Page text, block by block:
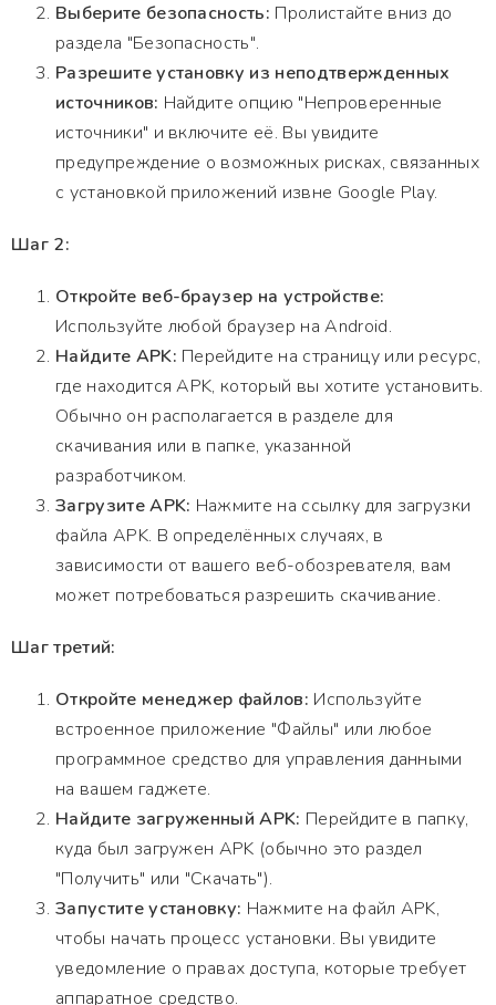
Выберите безопасность: Пролистайте вниз до
раздела "Безопасность".
Разрешите установку из неподтвержденных
источников: Найдите опцию "Непроверенные
источники" и включите её. Вы увидите
предупреждение о возможных рисках, связанных
с установкой приложений извне Google Play.
Шаг 2:
Откройте веб-браузер на устройстве:
Используйте любой браузер на Android.
Найдите APK: Перейдите на страницу или ресурс,
где находится APK, который вы хотите установить.
Обычно он располагается в разделе для
скачивания или в папке, указанной
разработчиком.
Загрузите APK: Нажмите на ссылку для загрузки
файла APK. В определённых случаях, в
зависимости от вашего веб-обозревателя, вам
может потребоваться разрешить скачивание.
Шаг третий:
Откройте менеджер файлов: Используйте
встроенное приложение "Файлы" или любое
программное средство для управления данными
на вашем гаджете.
Найдите загруженный APK: Перейдите в папку,
куда был загружен APK (обычно это раздел
"Получить" или "Скачать").
Запустите установку: Нажмите на файл APK,
чтобы начать процесс установки. Вы увидите
уведомление о правах доступа, которые требует
аппаратное средство.